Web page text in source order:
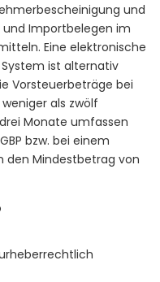
und
Importbelegen im
Eine elektronische
System ist alternativ
Vorsteuerbeträge bei
als zwölf
Monate umfassen
bzw. bei einem
den Mindestbetrag von